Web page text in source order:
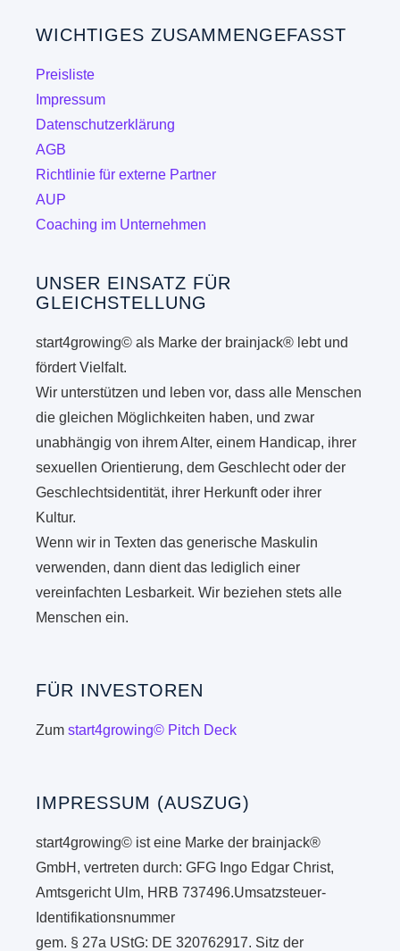
WICHTIGES ZUSAMMENGEFASST
Preisliste
Impressum
Datenschutzerklärung
AGB
Richtlinie für externe Partner
AUP
Coaching im Unternehmen
UNSER EINSATZ FÜR
GLEICHSTELLUNG
start4growing© als Marke der brainjack® lebt und
fördert Vielfalt.
Wir unterstützen und leben vor, dass alle Menschen
die gleichen Möglichkeiten haben, und zwar
unabhängig von ihrem Alter, einem Handicap, ihrer
sexuellen Orientierung, dem Geschlecht oder der
Geschlechtsidentität, ihrer Herkunft oder ihrer
Kultur.
Wenn wir in Texten das generische Maskulin
verwenden, dann dient das lediglich einer
vereinfachten Lesbarkeit. Wir beziehen stets alle
Menschen ein.
FÜR INVESTOREN
Zumstart4growing© Pitch Deck
IMPRESSUM (AUSZUG)
start4growing© ist eine Marke der brainjack®
GmbH, vertreten durch: GFG Ingo Edgar Christ,
Amtsgericht Ulm, HRB 737496.Umsatzsteuer-
Identifikationsnummer
gem. § 27a UStG: DE 320762917. Sitz der